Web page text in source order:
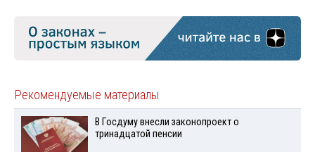
Рекомендуемые материалы
В Госдуму внесли законопроект о
тринадцатой пенсии